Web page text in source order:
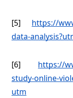
[5] https://
data-
[6] https://
study-online-
utm